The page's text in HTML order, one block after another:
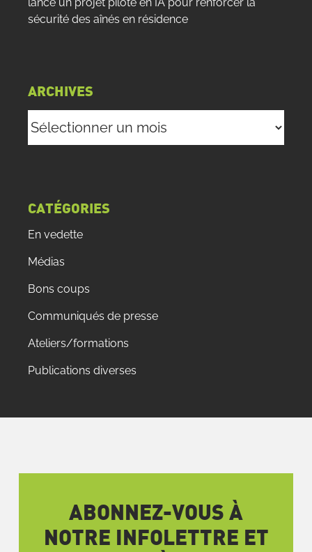
sécurité des aînés en résidence
ARCHIVES
CATÉGORIES
En vedette
Médias
Bons coups
Communiqués de presse
Ateliers/formations
Publications diverses
ABONNEZ-VOUS À
NOTRE INFOLETTRE ET